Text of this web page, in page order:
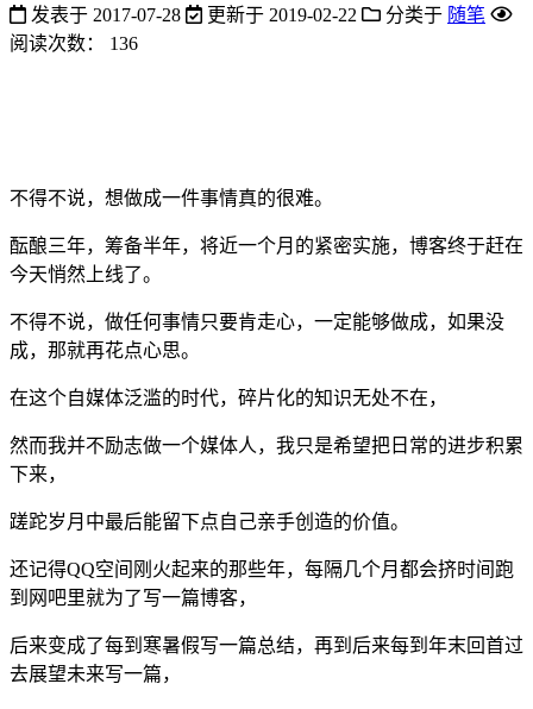
发表于 2017-07-28 更新于 2019-02-22 分类于 随笔
阅读次数：
136
不得不说，想做成一件事情真的很难。
酝酿三年，筹备半年，将近一个月的紧密实施，博客终于赶在
今天悄然上线了。
不得不说，做任何事情只要肯走心，一定能够做成，如果没
成，那就再花点心思。
在这个自媒体泛滥的时代，碎片化的知识无处不在，
然而我并不励志做一个媒体人，我只是希望把日常的进步积累
下来，
蹉跎岁月中最后能留下点自己亲手创造的价值。
还记得QQ空间刚火起来的那些年，每隔几个月都会挤时间跑
到网吧里就为了写一篇博客，
后来变成了每到寒暑假写一篇总结，再到后来每到年末回首过
去展望未来写一篇，